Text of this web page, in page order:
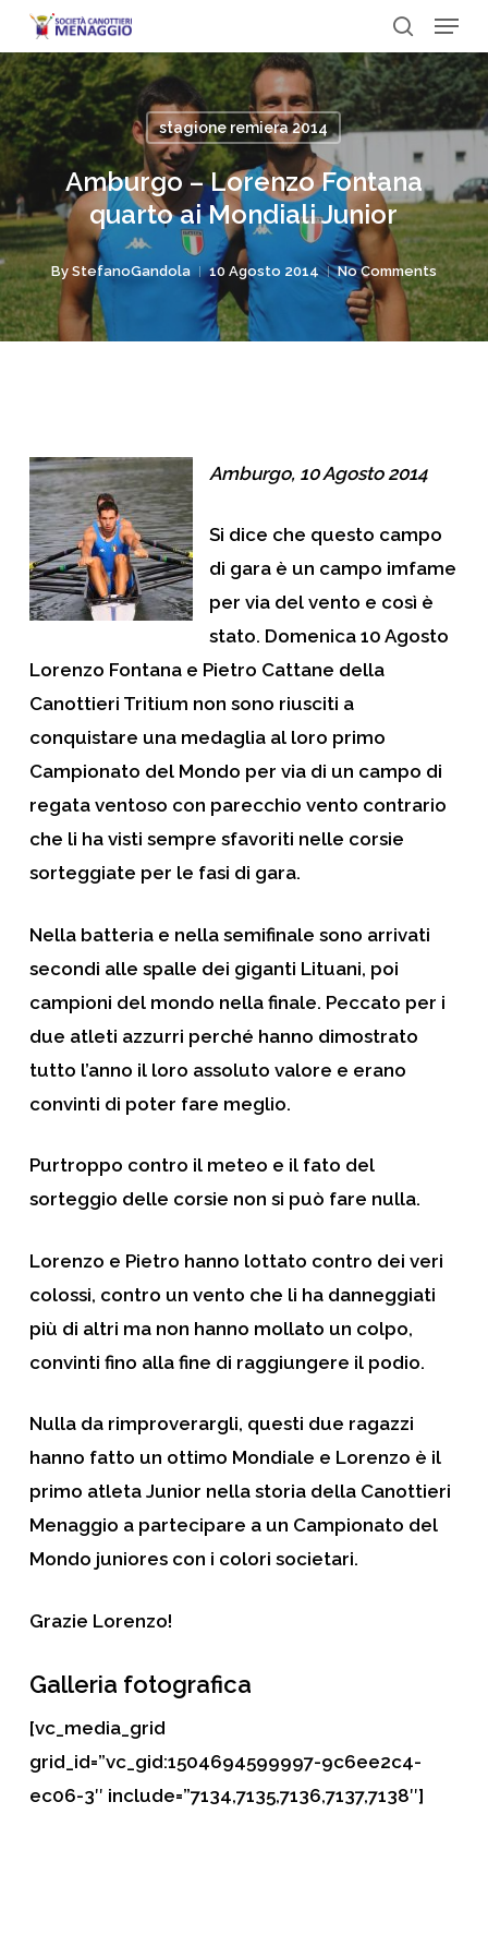
Skip
to
main
content
search
Menu
stagione remiera 2014
Amburgo – Lorenzo Fontana
quarto ai Mondiali Junior
By StefanoGandola 10 Agosto 2014 No Comments
Amburgo, 10 Agosto 2014
Si dice che questo campo
di gara è un campo imfame
per via del vento e così è
stato. Domenica 10 Agosto
Lorenzo Fontana e Pietro Cattane della
Canottieri Tritium non sono riusciti a
conquistare una medaglia al loro primo
Campionato del Mondo per via di un campo di
regata ventoso con parecchio vento contrario
che li ha visti sempre sfavoriti nelle corsie
sorteggiate per le fasi di gara.
Nella batteria e nella semifinale sono arrivati
secondi alle spalle dei giganti Lituani, poi
campioni del mondo nella finale. Peccato per i
due atleti azzurri perché hanno dimostrato
tutto l’anno il loro assoluto valore e erano
convinti di poter fare meglio.
Purtroppo contro il meteo e il fato del
sorteggio delle corsie non si può fare nulla.
Lorenzo e Pietro hanno lottato contro dei veri
colossi, contro un vento che li ha danneggiati
più di altri ma non hanno mollato un colpo,
convinti fino alla fine di raggiungere il podio.
Nulla da rimproverargli, questi due ragazzi
hanno fatto un ottimo Mondiale e Lorenzo è il
primo atleta Junior nella storia della Canottieri
Menaggio a partecipare a un Campionato del
Mondo juniores con i colori societari.
Grazie Lorenzo!
Galleria fotografica
[vc_media_grid
grid_id=”vc_gid:1504694599997-9c6ee2c4-
ec06-3″ include=”7134,7135,7136,7137,7138″]
Close
Menu